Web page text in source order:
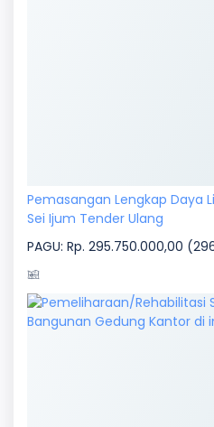
Pemasangan Lengkap Daya
Sei Ijum Tender Ulang
PAGU: Rp. 295.750.000,00